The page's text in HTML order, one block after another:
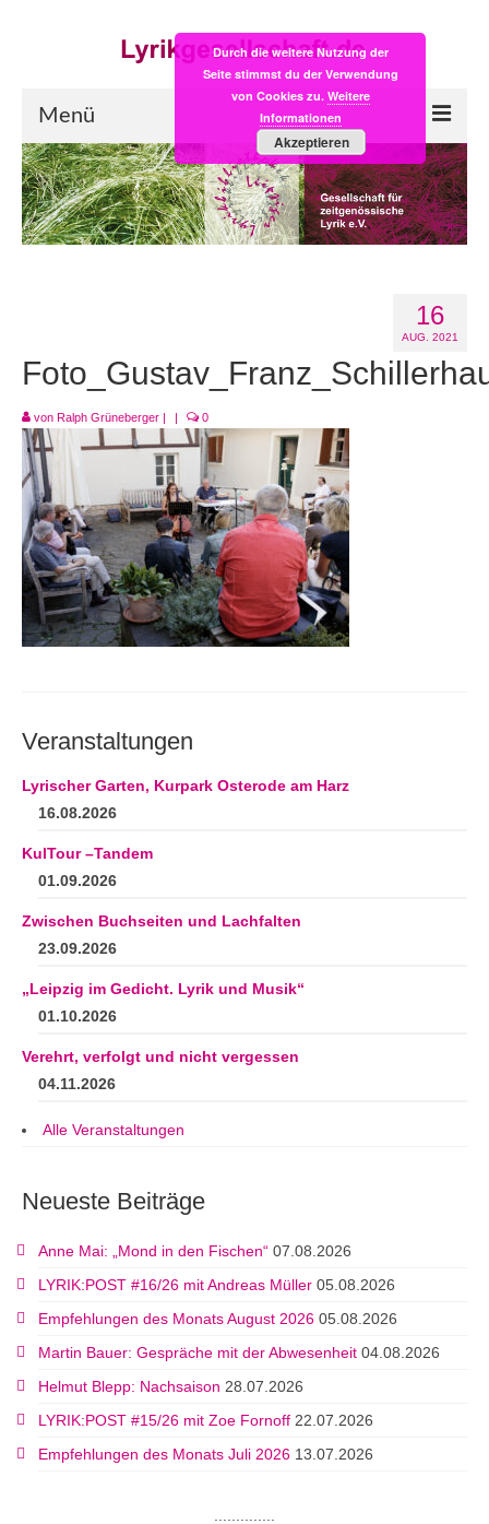
Menü
Start
LYRIK:POST
Veranstaltungen
Andenken
Neuerscheinungen von Mitgliedern
Ausschreibungen
Leipziger Lyrikbibliothek
16
AUG. 2021
von Ralph Grüneberger | | 0
Veranstaltungen
Lyrischer Garten, Kurpark Osterode am Harz
16.08.2026
KulTour –Tandem
01.09.2026
Zwischen Buchseiten und Lachfalten
23.09.2026
„Leipzig im Gedicht. Lyrik und Musik“
01.10.2026
Verehrt, verfolgt und nicht vergessen
04.11.2026
Alle Veranstaltungen
Neueste Beiträge
Anne Mai: „Mond in den Fischen“ 07.08.2026
LYRIK:POST #16/26 mit Andreas Müller 05.08.2026
Empfehlungen des Monats August 2026 05.08.2026
Martin Bauer: Gespräche mit der Abwesenheit 04.08.2026
Helmut Blepp: Nachsaison 28.07.2026
LYRIK:POST #15/26 mit Zoe Fornoff 22.07.2026
Empfehlungen des Monats Juli 2026 13.07.2026
Durch die weitere Nutzung der
Seite stimmst du der Verwendung
von Cookies zu. Weitere
Informationen
Akzeptieren